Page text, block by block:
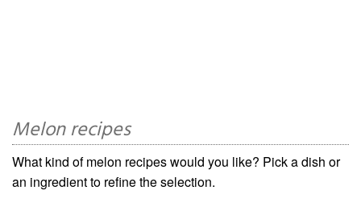
Melon recipes
What kind of melon recipes would you like? Pick a dish or
an ingredient to refine the selection.